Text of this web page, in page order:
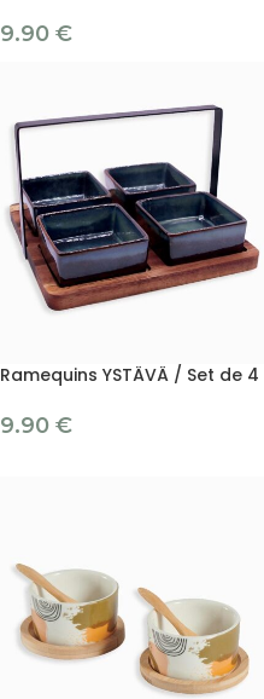
9.90 €
Ramequins YSTÄVÄ / Set de 4
9.90 €